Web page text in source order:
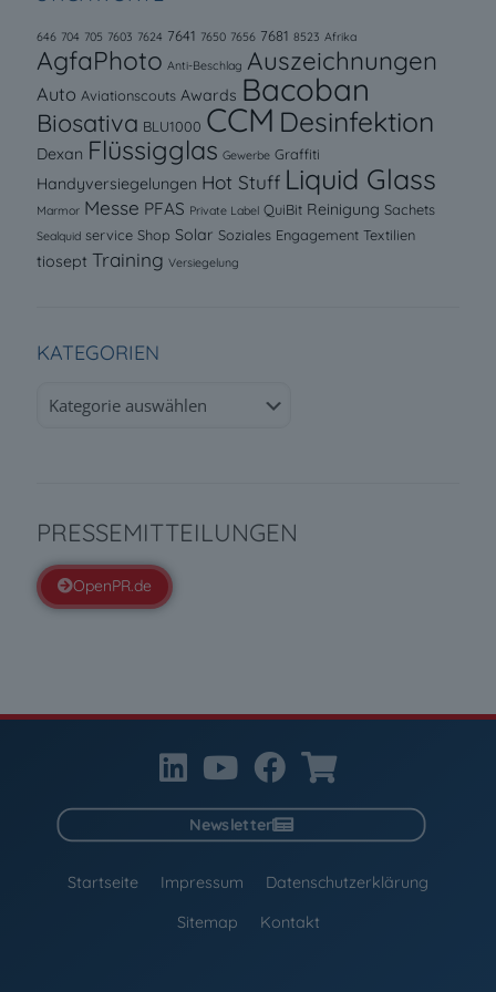
646 704 705 7603 7624 7641 7650 7656 7681 8523 Afrika
AgfaPhoto Anti-Beschlag Auszeichnungen
Auto Aviationscouts Awards Bacoban
Biosativa BLU1000 CCM Desinfektion
Dexan Flüssigglas Gewerbe Graffiti
Handyversiegelungen Hot Stuff Liquid Glass
Marmor Messe PFAS Private Label QuiBit Reinigung Sachets
Sealquid service Shop Solar Soziales Engagement Textilien
tiosept Training Versiegelung
KATEGORIEN
PRESSEMITTEILUNGEN
OpenPR.de
Startseite Impressum
Datenschutzerklärung
Sitemap
Kontakt
Newsletter